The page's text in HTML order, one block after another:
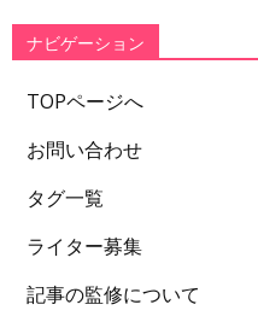
ー
ナビゲーション
TOPページへ
お問い合わせ
タグ一覧
ライター募集
記事の監修について